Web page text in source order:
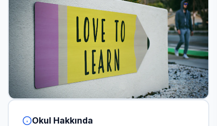
Okul Hakkında